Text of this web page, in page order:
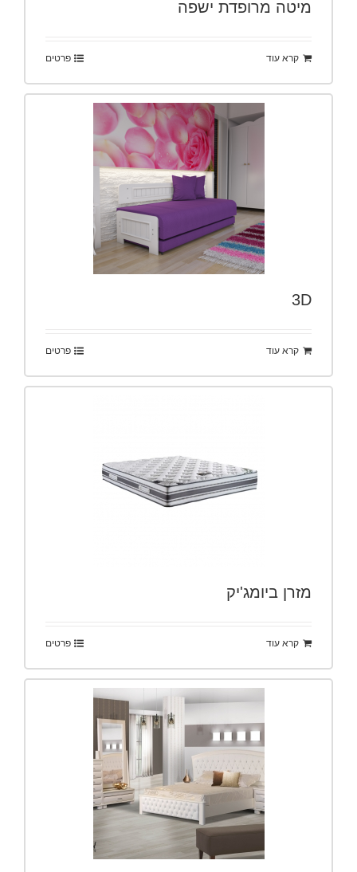
מיטה מרופדת ישפה
קרא עוד פרטים
3D
קרא עוד פרטים
מזרן ביומג'יק
קרא עוד פרטים